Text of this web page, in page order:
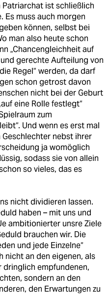
Patriarchat ist schließlich
Es muss auch morgen
können, selbst bei
man also heute schon
„Chancengleichheit auf
gerechte Aufteilung von
Regel“ werden, da darf
schon getrost davon
nicht bei der Geburt
eine Rolle festlegt“
zum
Und wenn es erst mal
nebst ihrer
ja womöglich
sodass sie von allein
so vieles, das es
nicht dividieren lassen.
haben – mit uns und
ambitionierter unsre Ziele
brauchen wir. Die
und jede Einzelne“
nicht an den eigenen, als
dringlich empfundenen,
sondern an den
den Erwartungen zu